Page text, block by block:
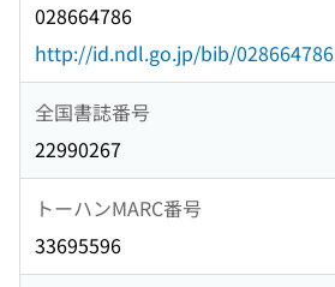
028664786
http://id.ndl.go.jp/bib/028664786
全国書誌番号
22990267
トーハンMARC番号
33695596